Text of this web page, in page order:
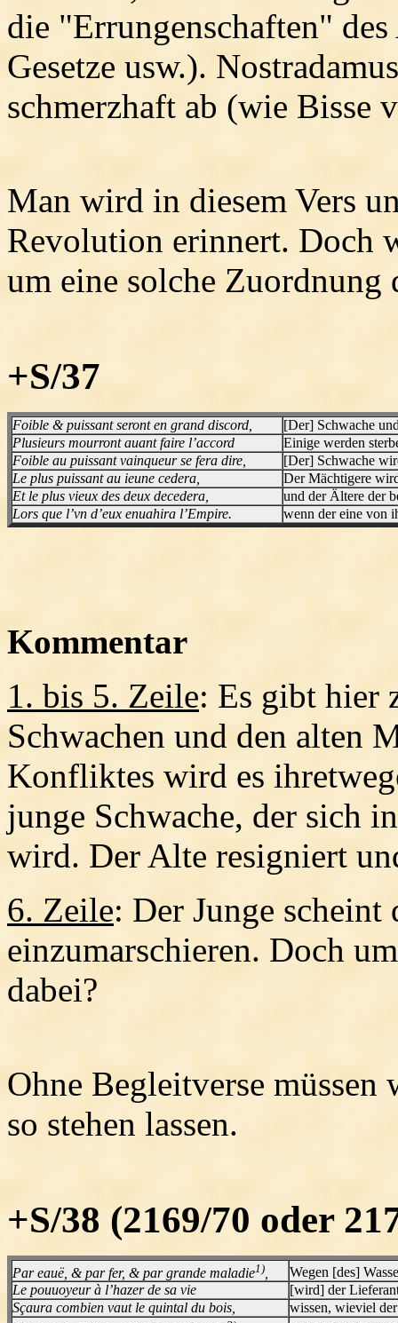
die "Errungenschaften"
Gesetze usw.).
schmerzhaft ab (wie Bisse
Man wird in diesem Vers
Revolution erinnert. Doch
um eine solche
+S/37
Foible & puissant seront en grand discord,
[Der] Schwache
Plusieurs mourront auant faire l’accord
Einige werden
Foible au puissant vainqueur se fera dire,
[Der] Schwache
Le plus puissant au ieune cedera,
Der Mächtigere
Et le plus vieux des deux decedera,
und der Ältere der
Lors que l’vn d’eux enuahira l’Empire.
wenn der eine von
Kommentar
1. bis 5. Zeile: Es gibt hier
Schwachen und den alten
Konfliktes wird es
junge Schwache, der sich
wird. Der Alte resigniert
6. Zeile: Der Junge
einzumarschieren. Doch
dabei?
Ohne Begleitverse
so stehen lassen.
+S/38 (2169/70 oder
Par eauë, & par fer, & par grande maladie1)
Wegen [des]
Le pouuoyeur à l’hazer de sa vie
[wird] der
Sçaura combien vaut le quintal du bois,
wissen, wieviel